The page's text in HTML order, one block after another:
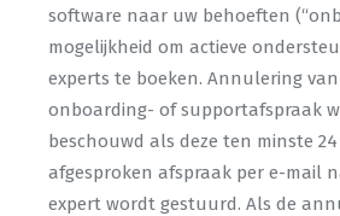
software naar uw behoeften
mogelijkheid om actieve
experts te boeken. Annulering
onboarding- of supportafspraak
beschouwd als deze ten minste
afgesproken afspraak per e-mail
expert wordt gestuurd. Als de